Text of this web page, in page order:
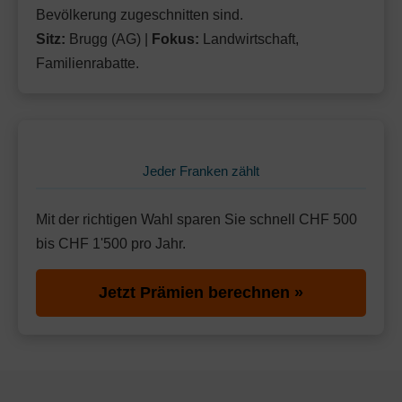
Bevölkerung zugeschnitten sind.
Sitz: Brugg (AG) | Fokus: Landwirtschaft,
Familienrabatte.
Jeder Franken zählt
Mit der richtigen Wahl sparen Sie schnell CHF 500
bis CHF 1'500 pro Jahr.
Jetzt Prämien berechnen »